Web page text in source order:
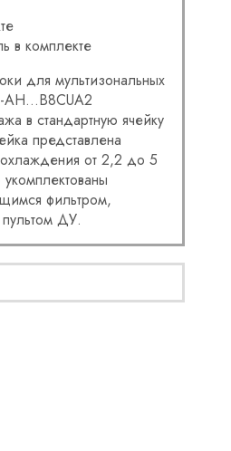
в комплекте
для мультизональных
AH…B8CUA2
в стандартную ячейку
представлена
от 2,2 до 5
фильтром,
ДУ.